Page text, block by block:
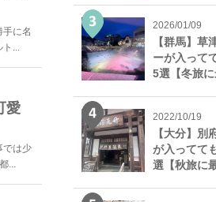
に名
ト...
愛
では少
...
2026/01/09
【群馬】草
ーが入って
5選【冬旅に
2022/10/19
【大分】別
が入ってて
選【秋旅に